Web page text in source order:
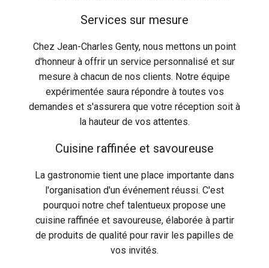
Services sur mesure
Chez Jean-Charles Genty, nous mettons un point
d'honneur à offrir un service personnalisé et sur
mesure à chacun de nos clients. Notre équipe
expérimentée saura répondre à toutes vos
demandes et s'assurera que votre réception soit à
la hauteur de vos attentes.
Cuisine raffinée et savoureuse
La gastronomie tient une place importante dans
l'organisation d'un événement réussi. C'est
pourquoi notre chef talentueux propose une
cuisine raffinée et savoureuse, élaborée à partir
de produits de qualité pour ravir les papilles de
vos invités.